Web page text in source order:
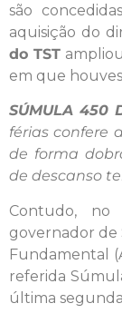
são
aquisição do
do TST
em que
SÚMULA 450
férias confere
de forma
de descanso
Contudo,
governador de
Fundamental
referida
última